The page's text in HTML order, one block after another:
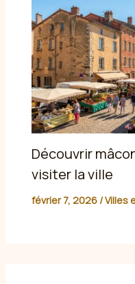
Découvrir
visiter la ville
février 7, 2026/Villes